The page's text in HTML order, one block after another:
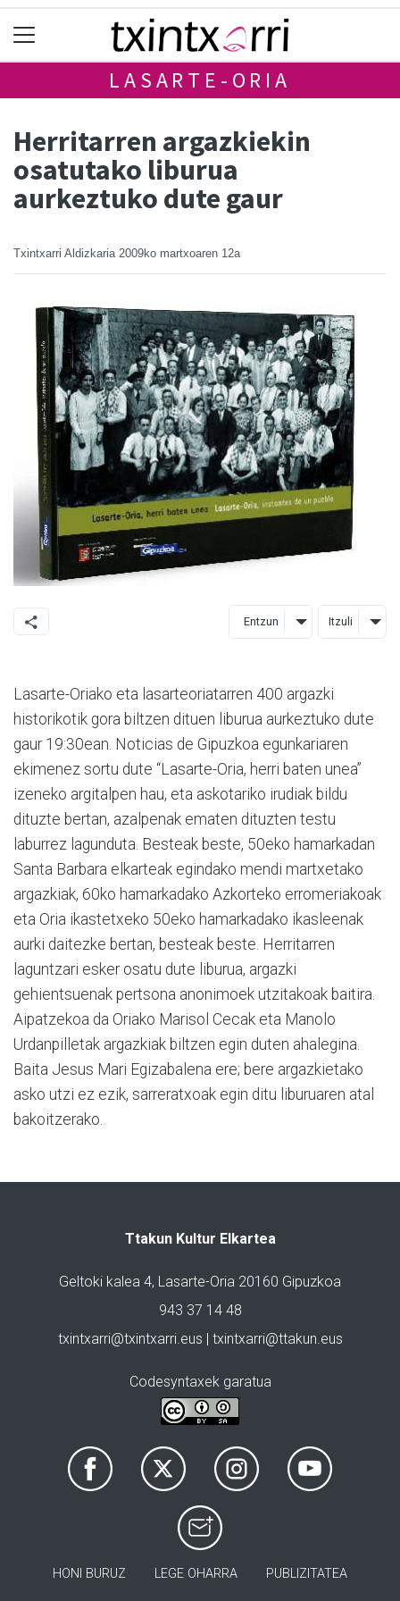
LASARTE-ORIA
Herritarren argazkiekin
osatutako liburua
aurkeztuko dute gaur
Txintxarri Aldizkaria 2009ko martxoaren 12a
Entzun Itzuli
Lasarte-Oriako eta lasarteoriatarren 400 argazki
historikotik gora biltzen dituen liburua aurkeztuko dute
gaur 19:30ean. Noticias de Gipuzkoa egunkariaren
ekimenez sortu dute “Lasarte-Oria, herri baten unea”
izeneko argitalpen hau, eta askotariko irudiak bildu
dituzte bertan, azalpenak ematen dituzten testu
laburrez lagunduta. Besteak beste, 50eko hamarkadan
Santa Barbara elkarteak egindako mendi martxetako
argazkiak, 60ko hamarkadako Azkorteko erromeriakoak
eta Oria ikastetxeko 50eko hamarkadako ikasleenak
aurki daitezke bertan, besteak beste. Herritarren
laguntzari esker osatu dute liburua, argazki
gehientsuenak pertsona anonimoek utzitakoak baitira.
Aipatzekoa da Oriako Marisol Cecak eta Manolo
Urdanpilletak argazkiak biltzen egin duten ahalegina.
Baita Jesus Mari Egizabalena ere; bere argazkietako
asko utzi ez ezik, sarreratxoak egin ditu liburuaren atal
bakoitzerako.
Ttakun Kultur Elkartea
Geltoki kalea 4, Lasarte-Oria 20160 Gipuzkoa
943 37 14 48
txintxarri@txintxarri.eus | txintxarri@ttakun.eus
Codesyntaxek garatua
HONI BURUZ LEGE OHARRA PUBLIZITATEA